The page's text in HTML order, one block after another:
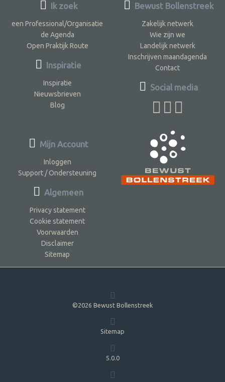
Ik zoek
een Professional/Organisatie
de Agenda
Open Praktijk Route
Inspiratie
Inspiratie
Nieuwsbrieven
Blog
Bewust Bollenstreek
Zakelijk netwerk
Wie zijn we
Landelijk netwerk
Inschrijven maandagenda
Contact
Social media
Mijn Account
Inloggen
Support / Ondersteuning
Algemeen
Privacy statement
Cookie statement
Voorwaarden
Disclaimer
Sitemap
©2026 Bewust Bollenstreek
Sitemap
5.0.0